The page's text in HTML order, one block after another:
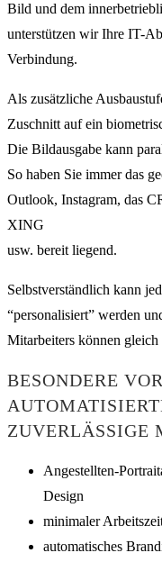
Bild und dem
unterstützen wir Ihre IT-
Verbindung.
Als zusätzliche
Zuschnitt auf ein
Die Bildausgabe kann
So haben Sie immer das
Outlook, Instagram, das
XING
usw. bereit liegend.
Selbstverständlich kann
“personalisiert” werden
Mitarbeiters können
BESONDERE
ZUVERLÄSSIGE
Angestellten-
Design
minimaler
automatisches